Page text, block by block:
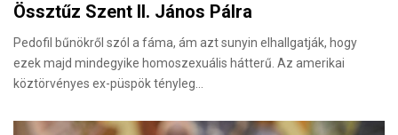
Össztűz Szent II. János Pálra
Pedofil bűnökről szól a fáma, ám azt sunyin elhallgatják, hogy
ezek majd mindegyike homoszexuális hátterű. Az amerikai
köztörvényes ex-püspök tényleg…